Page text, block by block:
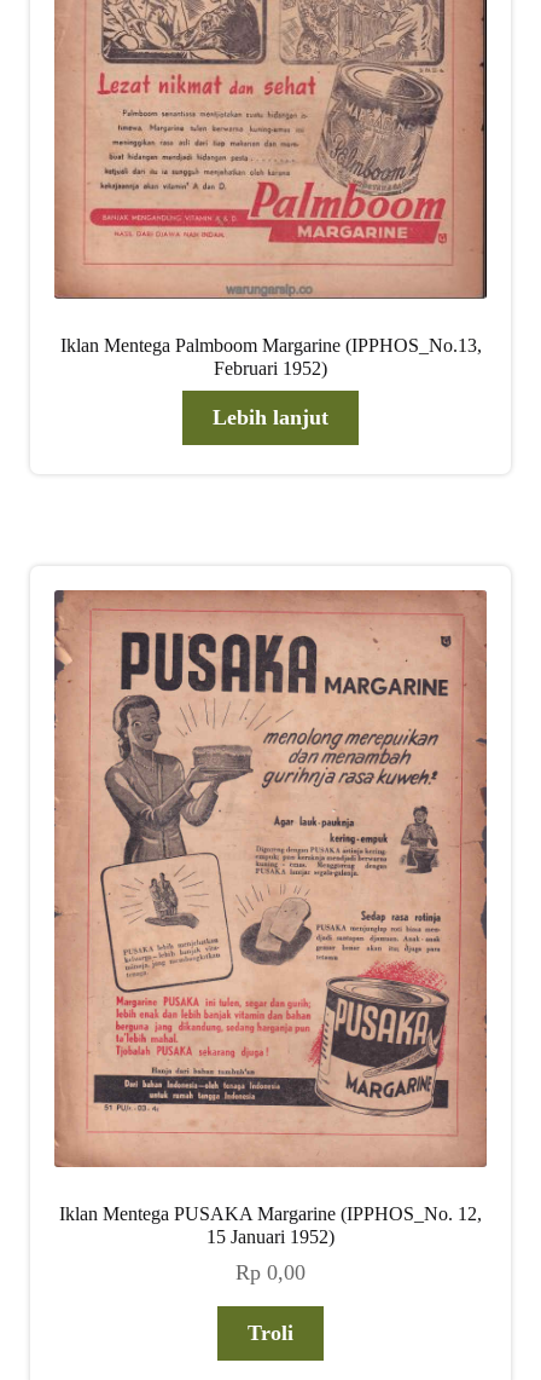
Iklan Mentega Palmboom Margarine (IPPHOS_No.13,
Februari 1952)
Lebih lanjut
Iklan Mentega PUSAKA Margarine (IPPHOS_No. 12,
15 Januari 1952)
Rp 0,00
Troli